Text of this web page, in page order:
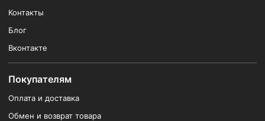
Контакты
Блог
Вконтакте
Покупателям
Оплата и доставка
Обмен и возврат товара